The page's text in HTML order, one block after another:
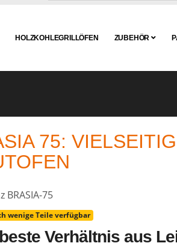
HOLZKOHLEGRILLÖFEN ZUBEHÖR
75:
BRASIA-75
wenige Teile verfügbar
Verhältnis aus